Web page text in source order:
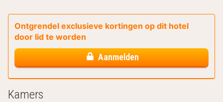
Ontgrendel exclusieve kortingen op dit hotel
door lid te worden
Aanmelden
Kamers